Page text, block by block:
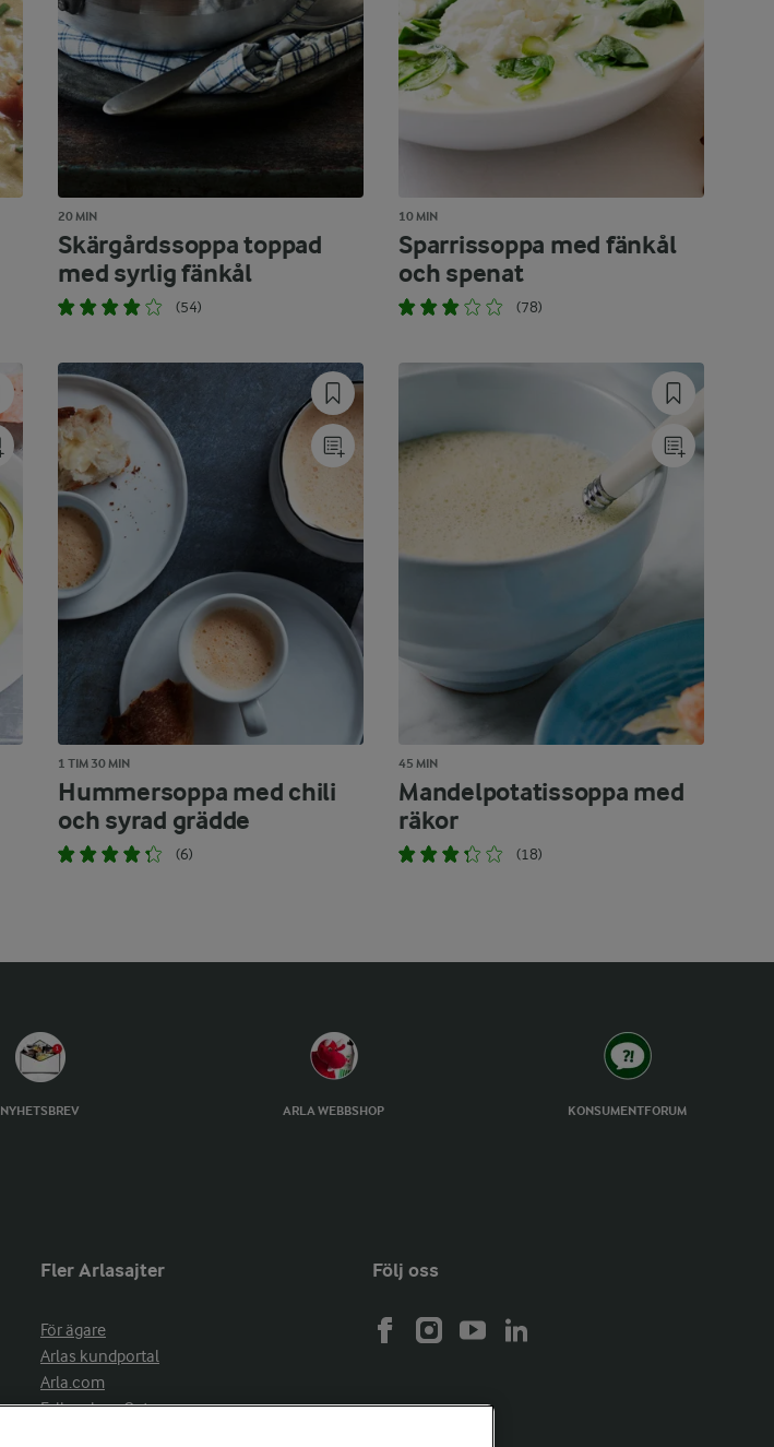
20 MIN
Skärgårdssoppa toppad
med syrlig fänkål
(54)
10 MIN
Sparrissoppa med fänkål
och spenat
(78)
1 TIM 30 MIN
Hummersoppa med chili
och syrad grädde
(6)
45 MIN
Mandelpotatissoppa med
räkor
(18)
NYHETSBREV ARLA WEBBSHOP KONSUMENTFORUM
Fler Arlasajter
För ägare
Arlas kundportal
Arla.com
Falbygdens Ost
Följ oss